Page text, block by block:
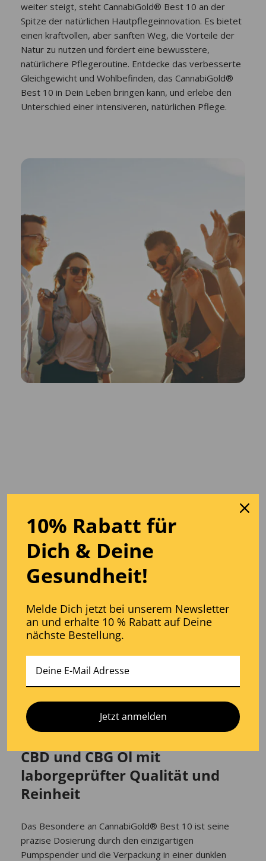
weiter steigt, steht CannabiGold® Best 10 an der
Spitze der natürlichen Hautpflegeinnovation. Es bietet
einen kraftvollen, aber sanften Weg, die Vorteile der
Natur zu nutzen und fördert eine bewusstere,
natürlichere Pflegeroutine. Entdecke das verbesserte
Gleichgewicht und Wohlbefinden, das CannabiGold®
Best 10 in Dein Leben bringen kann, und erlebe den
Unterschied einer intensiveren, natürlichen Pflege.
CBD und CBG Öl mit
laborgeprüfter Qualität und
Reinheit
Das Besondere an CannabiGold® Best 10 ist seine
präzise Dosierung durch den einzigartigen
Pumpspender und die Verpackung in einer dunklen
10% Rabatt für
Dich & Deine
Gesundheit!
Melde Dich jetzt bei unserem Newsletter
an und erhalte 10 % Rabatt auf Deine
nächste Bestellung.
Jetzt anmelden